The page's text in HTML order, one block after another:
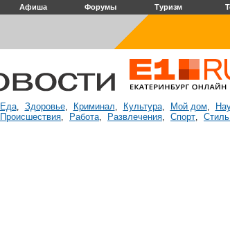
Афиша Форумы Туризм
Еда, Здоровье, Криминал, Культура, Мой дом,
Происшествия, Работа, Развлечения, Спорт,